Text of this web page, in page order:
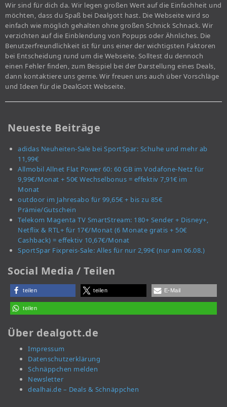
Wir sind für dich da. Wir legen großen Wert auf die Einfachheit und
möchten, dass du Spaß bei Dealgott hast. Die Webseite wird so
einfach wie möglich gehalten ohne großen Schnick Schnack. Wir
verzichten auf die Einblendung von Popups oder Ähnliches. Die
Benutzerfreundlichkeit ist für uns einer der wichtigsten Faktoren
bei Entscheidung rund um die Webseite. Solltest du dennoch
einen Fehler finden, zum Beispiel bei der Darstellung eines Deals,
dann kontaktiere uns gerne. Wir freuen uns auch über Vorschläge
und Ideen für die DealGott Webseite.
Neueste Beiträge
adidas Neuheiten-Sale bei SportSpar: Schuhe und mehr ab
11,99€
Allmobil Allnet Flat Power 60: 60 GB im Vodafone-Netz für
9,99€/Monat + 50€ Wechselbonus = effektiv 7,91€ im
Monat
outdoor im Jahresabo für 99,65€ + bis zu 85€
Prämie/Gutschein
Telekom Magenta TV SmartStream: 180+ Sender + Disney+,
Netflix & RTL+ für 17€/Monat (6 Monate gratis + 50€
Cashback) = effektiv 10,67€/Monat
SportSpar Fixpreis-Sale: Alles für nur 2,99€ (nur am 06.08.)
Social Media / Teilen
teilen teilen E-Mail
teilen
Über dealgott.de
Impressum
Datenschutzerklärung
Schnäppchen melden
Newsletter
dealhai.de – Deals & Schnäppchen